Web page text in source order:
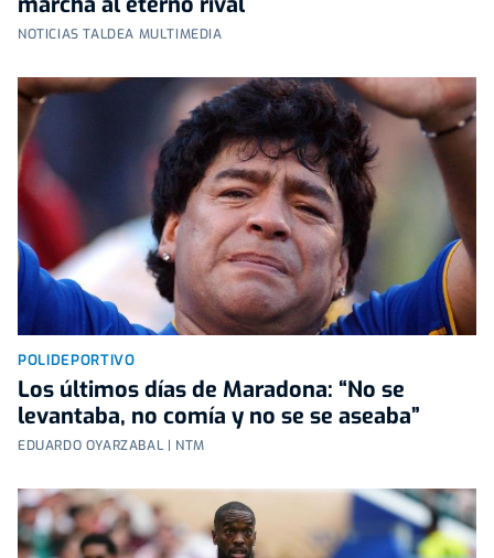
NOTICIAS TALDEA MULTIMEDIA
POLIDEPORTIVO
Los últimos días de Maradona: “No se
levantaba, no comía y no se se aseaba”
EDUARDO OYARZABAL | NTM